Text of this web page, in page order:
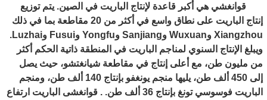
قوانغشي هي أكبر قاعدة لإنتاج الباريت في الصين. يتم توزيع
إنتاج الباريت على نطاق واسع في أكثر من 20 مقاطعة بما في ذلك
Xiangzhou وWuxuan وSanjiang وYongfu وFusui وLuzhai.
ويبلغ الإنتاج السنوي لمناجم الباريت في المنطقة ذاتية الحكم أكثر
من مليون طن، مع أعلى إنتاج في مقاطعة شيانغتشو، حيث يصل
إلى 450 ألف طن، يليها منجم يونغفو بإنتاج 140 ألف طن، ومنجم
الباريت فوسوسي تونغ بإنتاج 36 ألف طن. . قوانغشى الباريت ارتفاع